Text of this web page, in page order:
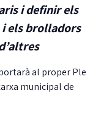
i definir els
els brolladors
al proper Ple
municipal de